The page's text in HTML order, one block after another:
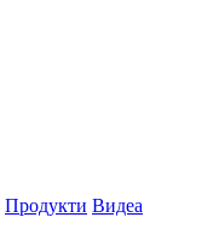
Продукти Видеа